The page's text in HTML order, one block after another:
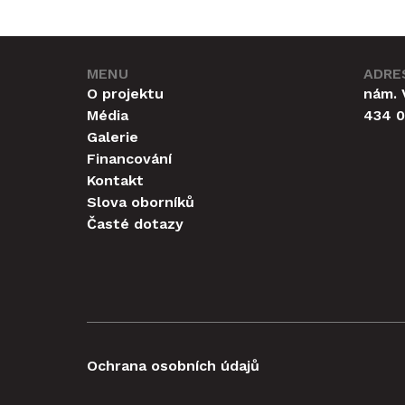
jednu miliardu korun, z toho
větší část z dotací. Je to
největší městská stavební
investice od roku 1989.
MENU
O projektu
Média
Galerie
Financování
Kontakt
Slova oborníků
Časté dotazy
nám.
434
Ochrana osobních údajů